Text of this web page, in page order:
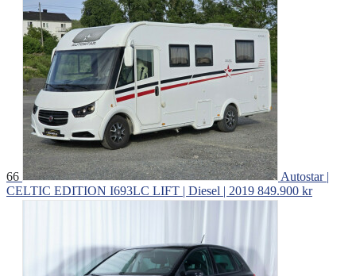
66
Autostar |
CELTIC EDITION I693LC LIFT | Diesel | 2019 849.900 kr